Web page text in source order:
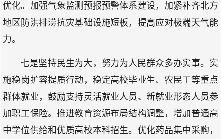
优化。加强气象监测预报预警体系建设，加紧补齐北方
地区防洪排涝抗灾基础设施短板，提高应对极端天气能
力。
七是坚持民生为大，努力为人民群众多办实事。实
施稳岗扩容提质行动，稳定高校毕业生、农民工等重点
群体就业，鼓励支持灵活就业人员、新就业形态人员参
加职工保险。推进教育资源布局结构调整，增加普通高
中学位供给和优质高校本科招生。优化药品集中采购，